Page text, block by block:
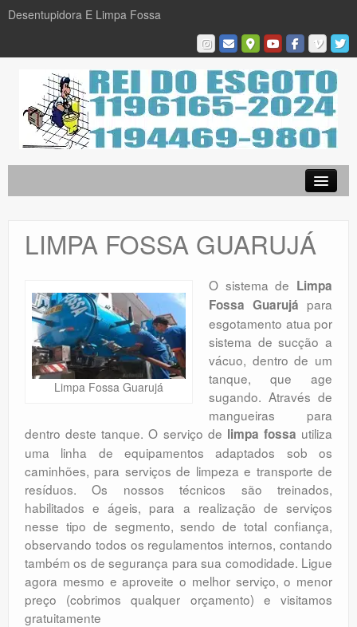
Desentupidora E Limpa Fossa
Limpa Fossa
Serviços
Galeria De Fotos
Orçamento
LIMPA FOSSA GUARUJÁ
Limpa Fossa Guarujá
O sistema de Limpa
Fossa Guarujá para
esgotamento atua por
sistema de sucção a
vácuo, dentro de um
tanque, que age
sugando. Através de
mangueiras para
dentro deste tanque. O serviço de limpa fossa utiliza
uma linha de equipamentos adaptados sob os
caminhões, para serviços de limpeza e transporte de
resíduos. Os nossos técnicos são treinados,
habilitados e ágeis, para a realização de serviços
nesse tipo de segmento, sendo de total confiança,
observando todos os regulamentos internos, contando
também os de segurança para sua comodidade. Ligue
agora mesmo e aproveite o melhor serviço, o menor
preço (cobrimos qualquer orçamento) e visitamos
gratuitamente